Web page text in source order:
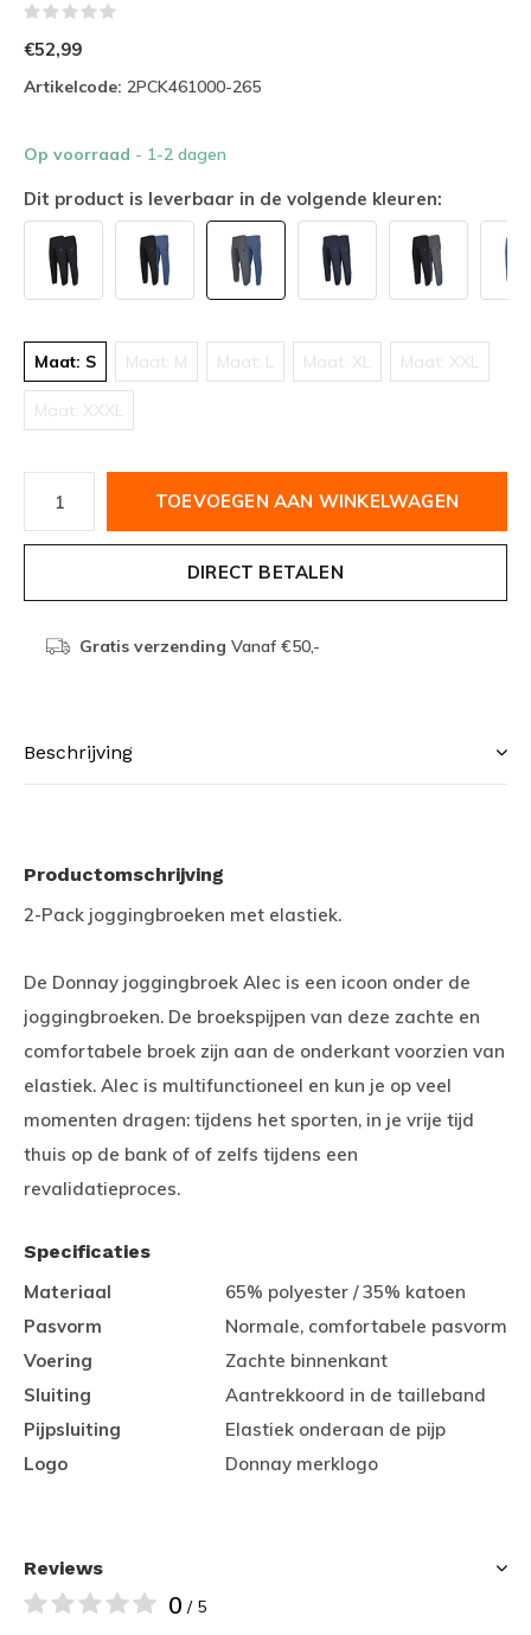
€52,99
Artikelcode: 2PCK461000-265
Op voorraad - 1-2 dagen
Dit product is leverbaar in de volgende kleuren:
Maat: S Maat: M Maat: L Maat: XL Maat: XXL
Maat: XXXL
TOEVOEGEN AAN WINKELWAGEN
DIRECT BETALEN
Gratis verzending Vanaf €50,-
Beschrijving
Productomschrijving
2-Pack joggingbroeken met elastiek.
De Donnay joggingbroek Alec is een icoon onder de
joggingbroeken. De broekspijpen van deze zachte en
comfortabele broek zijn aan de onderkant voorzien van
elastiek. Alec is multifunctioneel en kun je op veel
momenten dragen: tijdens het sporten, in je vrije tijd
thuis op de bank of of zelfs tijdens een
revalidatieproces.
Specificaties
Materiaal
65% polyester / 35% katoen
Pasvorm
Normale, comfortabele pasvorm
Voering
Zachte binnenkant
Sluiting
Aantrekkoord in de tailleband
Pijpsluiting
Elastiek onderaan de pijp
Logo
Donnay merklogo
Reviews
0 / 5